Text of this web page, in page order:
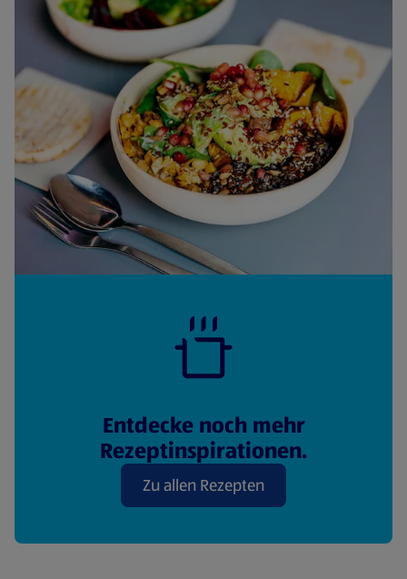
Entdecke noch mehr
Rezeptinspirationen.
Zu allen Rezepten